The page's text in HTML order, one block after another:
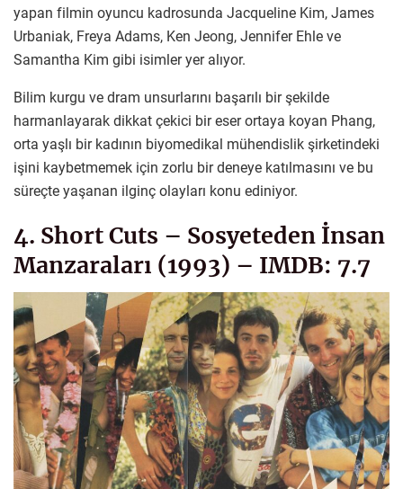
yapan filmin oyuncu kadrosunda Jacqueline Kim, James
Urbaniak, Freya Adams, Ken Jeong, Jennifer Ehle ve
Samantha Kim gibi isimler yer alıyor.
Bilim kurgu ve dram unsurlarını başarılı bir şekilde
harmanlayarak dikkat çekici bir eser ortaya koyan Phang,
orta yaşlı bir kadının biyomedikal mühendislik şirketindeki
işini kaybetmemek için zorlu bir deneye katılmasını ve bu
süreçte yaşanan ilginç olayları konu ediniyor.
4. Short Cuts – Sosyeteden İnsan
Manzaraları (1993) – IMDB: 7.7